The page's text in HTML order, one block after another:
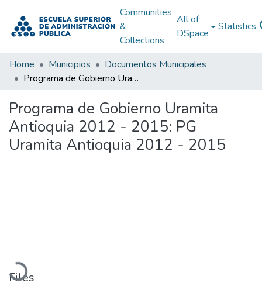
Communities
&
Collections
All of
DSpace
Statistics
Home Municipios
Documentos Municipales
Programa de Gobierno Uramita Antioquia 2012 - 2015: PG Uramita Antioquia 2012 - 2015
Programa de Gobierno Uramita
Antioquia 2012 - 2015: PG
Uramita Antioquia 2012 - 2015
Loading...
Files